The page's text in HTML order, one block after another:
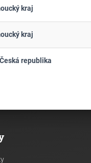
kraj
kraj
republika